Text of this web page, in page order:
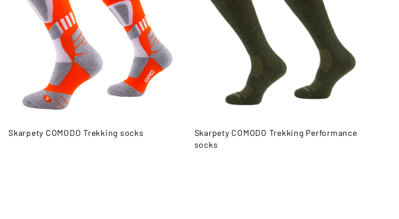
Skarpety COMODO Trekking socks
Skarpety COMODO Trekking Performance
socks